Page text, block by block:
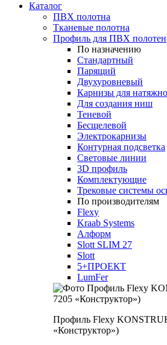
Каталог
ПВХ полотна
Тканевые полотна
Профиль для ПВХ полотен
По назначению
Стандартный
Парящий
Двухуровневый
Карнизы для
Для создания ниш
Теневой
Бесщелевой
Электрокарнизы
Контурная подсветка
Световые линии
3D профиль
Комплектующие
Трековые системы
По производителям
Flexy
Kraab Systems
Алформ
Slott SLIM 27
Slott
5+ПРОЕКТ
LumFer
Профиль Flexy
«Конструктор»)